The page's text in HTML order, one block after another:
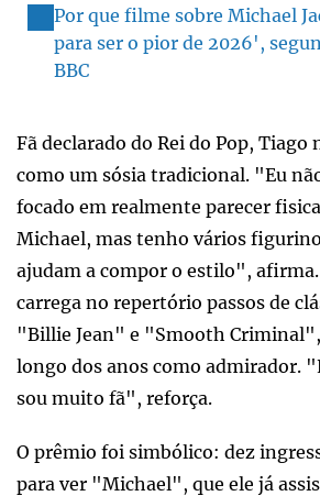
Por que filme sobre Michael
para ser o pior de 2026',
BBC
Fã declarado do Rei do Pop, Tiago
como um sósia tradicional. "Eu
focado em realmente parecer
Michael, mas tenho vários
ajudam a compor o estilo",
carrega no repertório passos de
"Billie Jean" e "Smooth
longo dos anos como admirador.
sou muito fã", reforça.
O prêmio foi simbólico: dez
para ver "Michael", que ele já